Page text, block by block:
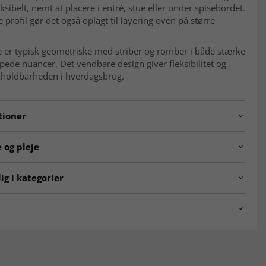
nemt at placere i entré, stue eller under spisebordet.
profil gør det også oplagt til layering oven på større
er typisk geometriske med striber og romber i både stærke
nuancer. Det vendbare design giver fleksibilitet og
i hverdagsbrug.
og pleje
Uld
i kategorier